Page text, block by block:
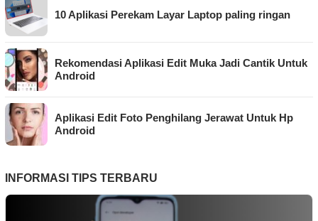
10 Aplikasi Perekam Layar Laptop paling ringan
Rekomendasi Aplikasi Edit Muka Jadi Cantik Untuk
Android
Aplikasi Edit Foto Penghilang Jerawat Untuk Hp
Android
INFORMASI TIPS TERBARU